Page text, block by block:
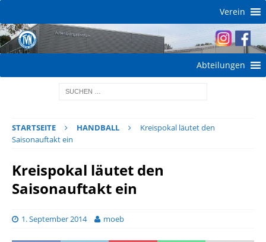
Verein
Abteilungen
STARTSEITE HANDBALL
Kreispokal läutet den
Saisonauftakt ein
Kreispokal läutet den
Saisonauftakt ein
1. September 2014 moeb